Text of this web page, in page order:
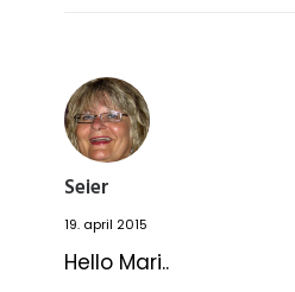
Seier
19. april 2015
Hello Mari..